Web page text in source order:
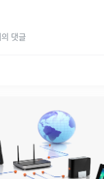
의 댓글